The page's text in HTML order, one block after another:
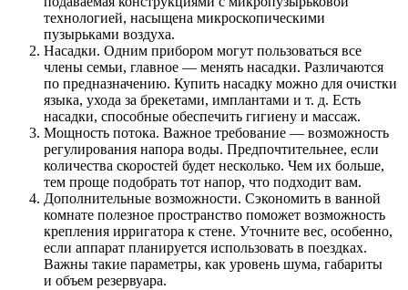
технологией, насыщена микроскопическими
пузырьками воздуха.
Насадки. Одним прибором могут пользоваться все
члены семьи, главное — менять насадки. Различаются
по предназначению. Купить насадку можно для очистки
языка, ухода за брекетами, имплантами и т. д. Есть
насадки, способные обеспечить гигиену и массаж.
Мощность потока. Важное требование — возможность
регулирования напора воды. Предпочтительнее, если
количества скоростей будет несколько. Чем их больше,
тем проще подобрать тот напор, что подходит вам.
Дополнительные возможности. Сэкономить в ванной
комнате полезное пространство поможет возможность
крепления ирригатора к стене. Уточните вес, особенно,
если аппарат планируется использовать в поездках.
Важны такие параметры, как уровень шума, габариты
и объем резервуара.